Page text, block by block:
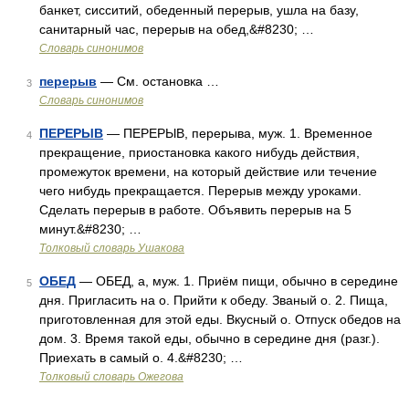
банкет, сисситий, обеденный перерыв, ушла на базу,
санитарный час, перерыв на обед,&#8230; …
Словарь синонимов
3 перерыв — См. остановка …
Словарь синонимов
4 ПЕРЕРЫВ — ПЕРЕРЫВ, перерыва, муж. 1. Временное
прекращение, приостановка какого нибудь действия,
промежуток времени, на который действие или течение
чего нибудь прекращается. Перерыв между уроками.
Сделать перерыв в работе. Объявить перерыв на 5
минут.&#8230; …
Толковый словарь Ушакова
5 ОБЕД — ОБЕД, а, муж. 1. Приём пищи, обычно в середине
дня. Пригласить на о. Прийти к обеду. Званый о. 2. Пища,
приготовленная для этой еды. Вкусный о. Отпуск обедов на
дом. 3. Время такой еды, обычно в середине дня (разг.).
Приехать в самый о. 4.&#8230; …
Толковый словарь Ожегова